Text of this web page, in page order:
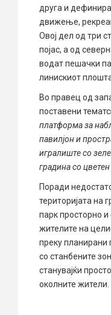
друга и
движење,
Овој дел од три
појас, а од
водат пешачки
линискиот
Во правец од
поставени
платформа за
павилјон и
игралиште со
градина со
Поради
територијата на
парк просторно
жителите на
преку планирани
со станбените
станувајќи
околните жители.